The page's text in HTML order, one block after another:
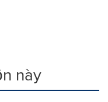
này